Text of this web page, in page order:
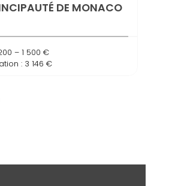
DE MONACO
– 1 500 €
: 3 146 €